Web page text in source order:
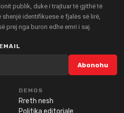
publik, duke i trajtuar të gjithë të
identifikuese e fjalës së lirë,
prej nga buron edhe emri i saj.
Abonohu
DEMOS
Rreth nesh
Politika editoriale